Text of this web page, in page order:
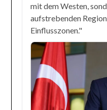
mit dem Westen,
aufstrebenden
Einflusszonen."